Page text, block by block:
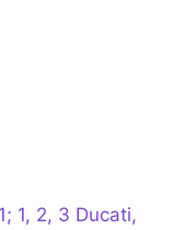
1, 2, 3 Ducati,